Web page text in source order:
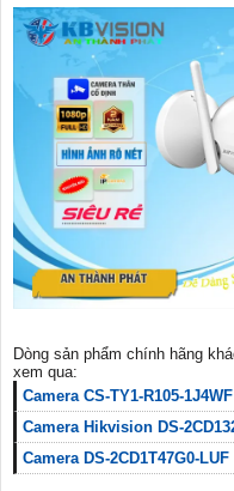
Dòng sản phẩm chính hãng
xem qua:
Camera CS-TY1-R105-
Camera Hikvision DS-
Camera DS-2CD1T47G0-LUF